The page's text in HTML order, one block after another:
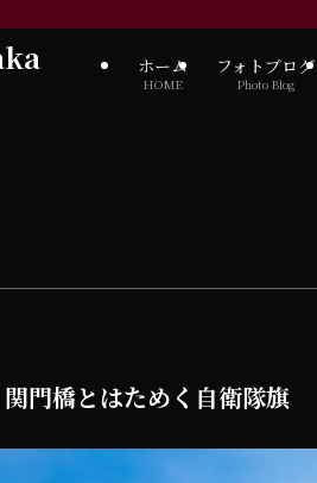
ホーム
HOME
フォトブログ
Photo Blog
橋とはためく自衛隊旗